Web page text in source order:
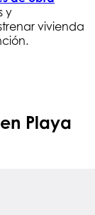
y
vivienda
Playa